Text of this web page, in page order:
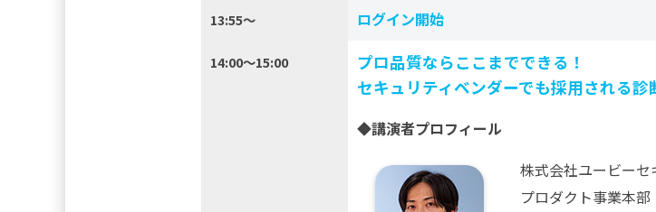
13:55～ ログイン開始
14:00～15:00
プロ品質ならここまでできる！
セキュリティベンダーでも採用される
◆講演者プロフィール
株式会社ユービーセ
プロダクト事業本部